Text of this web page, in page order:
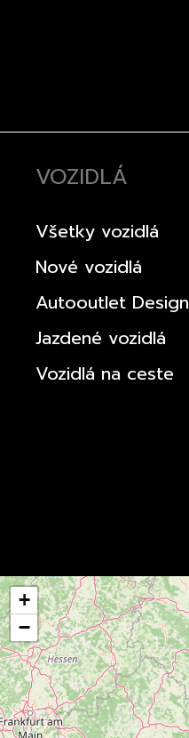
VOZIDLÁ
Všetky vozidlá
Nové vozidlá
Autooutlet Design
Jazdené vozidlá
Vozidlá na ceste
+
−